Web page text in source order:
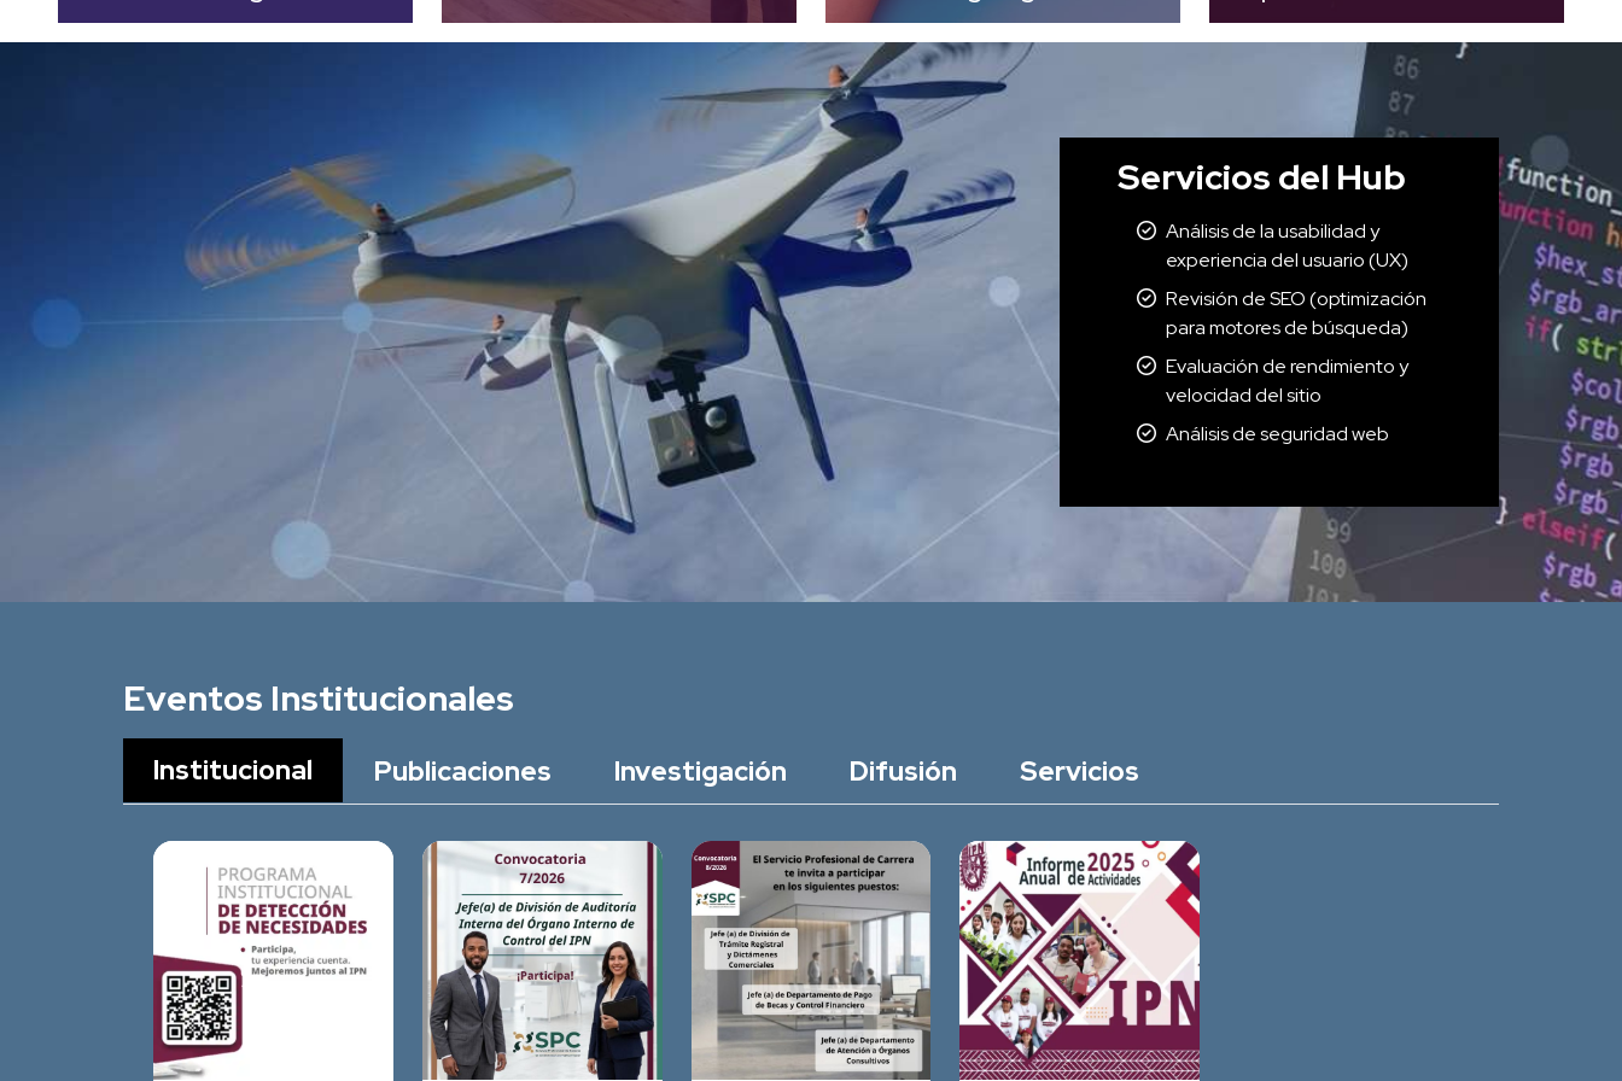
Servicios del Hub
Análisis de la usabilidad y
experiencia del usuario (UX)
Revisión de SEO (optimización
para motores de búsqueda)
Evaluación de rendimiento y
velocidad del sitio
Análisis de seguridad web
Eventos Institucionales
Institucional Publicaciones Investigación Difusión Servicios